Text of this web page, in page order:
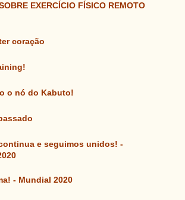
EXERCÍCIO FÍSICO REMOTO
coração
o nó do Kabuto!
e seguimos unidos! -
- Mundial 2020